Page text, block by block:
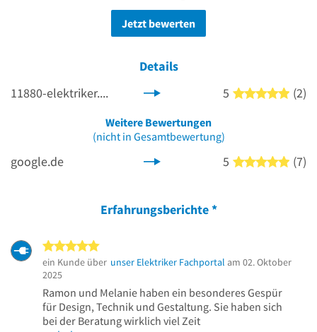
Jetzt bewerten
Details
11880-elektriker.com
5 5 von
(2)
Weitere Bewertungen
(nicht in Gesamtbewertung)
google.de 5 5 von
(7)
Erfahrungsberichte*
ein Kunde über unser Elektriker Fachportal am 02. Oktober
2025
Ramon und Melanie haben ein besonderes Gespür
für Design, Technik und Gestaltung. Sie haben sich
bei der Beratung wirklich viel Zeit